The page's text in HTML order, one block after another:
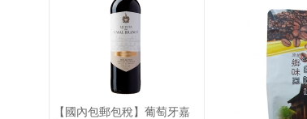
【國內包郵包稅】葡萄牙嘉